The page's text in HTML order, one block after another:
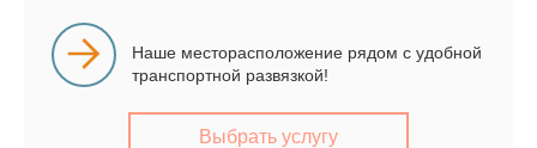
Наше месторасположение рядом с удобной
транспортной развязкой!
Выбрать услугу